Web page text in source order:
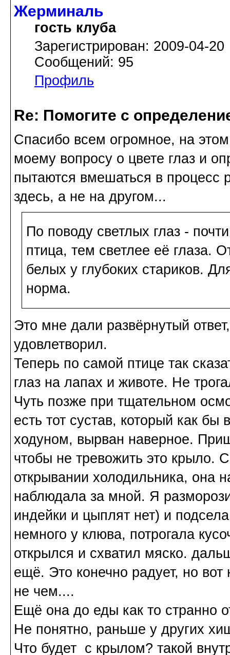
Жерминаль
гость клуба
Зарегистрирован: 2009-04-20
Сообщений: 95
Профиль
Re: Помогите с
Спасибо всем огромное, на
моему вопросу о цвете глаз и
пытаются вмешаться в процесс
здесь, а не на другом...
По поводу светлых глаз -
птица, тем светлее её глаза.
белых у глубоких стариков.
норма.
Это мне дали развёрнутый
удовлетворил.
Теперь по самой птице так
глаз на лапах и животе. Не
Чуть позже при тщательном
есть тот сустав, который как бы
ходуном, вырван наверное.
чтобы не тревожить это крыло.
открывании холодильника, она
наблюдала за мной. Я
индейки и цыплят нет) и
немного у клюва, потрогала
открылся и схватил мяско.
ещё. Это конечно радует, но вот
не чем....
Ещё она до еды как то странно
Не понятно, раньше у других
Что будет с крылом? такой